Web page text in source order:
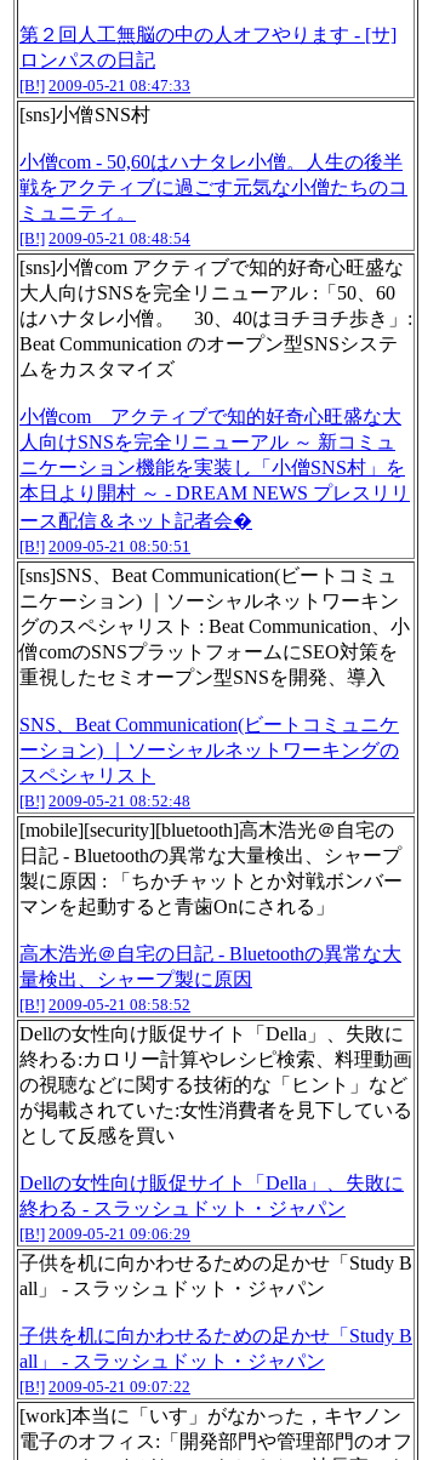
第２回人工無脳の中の人オフやります - [サ]
ロンパスの日記
[B!] 2009-05-21 08:47:33
[sns]小僧SNS村
小僧com - 50,60はハナタレ小僧。人生の後半
戦をアクティブに過ごす元気な小僧たちのコ
ミュニティ。
[B!] 2009-05-21 08:48:54
[sns]小僧com アクティブで知的好奇心旺盛な
大人向けSNSを完全リニューアル :「50、60
はハナタレ小僧。 30、40はヨチヨチ歩き」:
Beat Communication のオープン型SNSシステ
ムをカスタマイズ
小僧com アクティブで知的好奇心旺盛な大
人向けSNSを完全リニューアル ～ 新コミュ
ニケーション機能を実装し「小僧SNS村」を
本日より開村 ～ - DREAM NEWS プレスリリ
ース配信＆ネット記者会�
[B!] 2009-05-21 08:50:51
[sns]SNS、Beat Communication(ビートコミュ
ニケーション) ｜ソーシャルネットワーキン
グのスペシャリスト : Beat Communication、小
僧comのSNSプラットフォームにSEO対策を
重視したセミオープン型SNSを開発、導入
SNS、Beat Communication(ビートコミュニケ
ーション) ｜ソーシャルネットワーキングの
スペシャリスト
[B!] 2009-05-21 08:52:48
[mobile][security][bluetooth]高木浩光＠自宅の
日記 - Bluetoothの異常な大量検出、シャープ
製に原因 : 「ちかチャットとか対戦ボンバー
マンを起動すると青歯Onにされる」
高木浩光＠自宅の日記 - Bluetoothの異常な大
量検出、シャープ製に原因
[B!] 2009-05-21 08:58:52
Dellの女性向け販促サイト「Della」、失敗に
終わる:カロリー計算やレシピ検索、料理動画
の視聴などに関する技術的な「ヒント」など
が掲載されていた:女性消費者を見下している
として反感を買い
Dellの女性向け販促サイト「Della」、失敗に
終わる - スラッシュドット・ジャパン
[B!] 2009-05-21 09:06:29
子供を机に向かわせるための足かせ「Study B
all」 - スラッシュドット・ジャパン
子供を机に向かわせるための足かせ「Study B
all」 - スラッシュドット・ジャパン
[B!] 2009-05-21 09:07:22
[work]本当に「いす」がなかった，キヤノン
電子のオフィス:「開発部門や管理部門のオフ